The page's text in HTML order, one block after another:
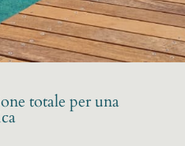
totale per una